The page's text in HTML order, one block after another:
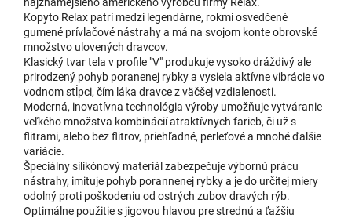
2212 - BLS6S012
u dodávateľa| 17713EAN:
2,36 €
2213 - BLS6S013
Môžeme doručiť do:11.8.2026
Kopyto Relax patrí medzi legendárne, rokmi osvedčené
gumené prívlačové nástrahy a má na svojom konte obrovské
množstvo ulovených dravcov.
Klasický tvar tela v profile "V" produkuje vysoko dráždivý ale
prirodzený pohyb poranenej rybky a vysiela aktívne vibrácie vo
vodnom stĺpci, čím láka dravce z väčšej vzdialenosti.
Moderná, inovatívna technológia výroby umožňuje vytváranie
veľkého množstva kombinácií atraktívnych farieb, či už s
flitrami, alebo bez flitrov, priehľadné, perleťové a mnohé ďalšie
variácie.
Špeciálny silikónový materiál zabezpečuje výbornú prácu
nástrahy, imituje pohyb porannenej rybky a je do určitej miery
odolný proti poškodeniu od ostrých zubov dravých rýb.
Optimálne použitie s jigovou hlavou pre strednú a ťažšiu